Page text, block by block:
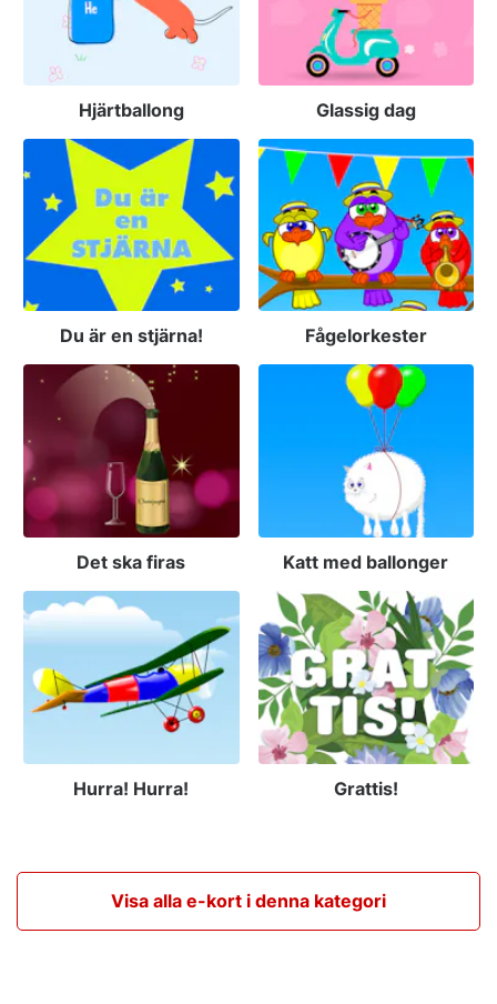
Hjärtballong Glassig dag
Du är en stjärna! Fågelorkester
Det ska firas Katt med ballonger
Hurra! Hurra! Grattis!
Visa alla e-kort i denna kategori